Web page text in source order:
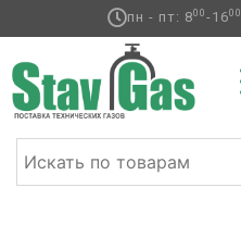
пн - пт: 800-1600